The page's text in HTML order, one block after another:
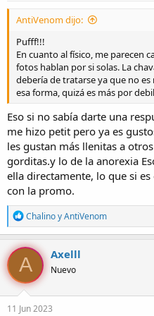
AntiVenom dijo:
Pufff!!!
En cuanto al físico, me parecen
fotos hablan por si solas. La
debería de tratarse ya que no
esa forma, quizá es más por
Eso si no sabía darte una
me hizo petit pero ya es
les gustan más llenitas a
gorditas.y lo de la anorexia
ella directamente, lo que si
con la promo.
R
e
a
c
c
i
o
n
e
ChalinoyAntiVenom
A Axelll
Nuevo
11 Jun 2023